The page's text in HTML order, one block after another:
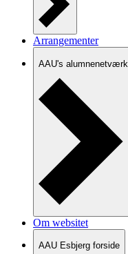
Arrangementer
AAU's alumnenetværk
Om websitet
AAU Esbjerg forside